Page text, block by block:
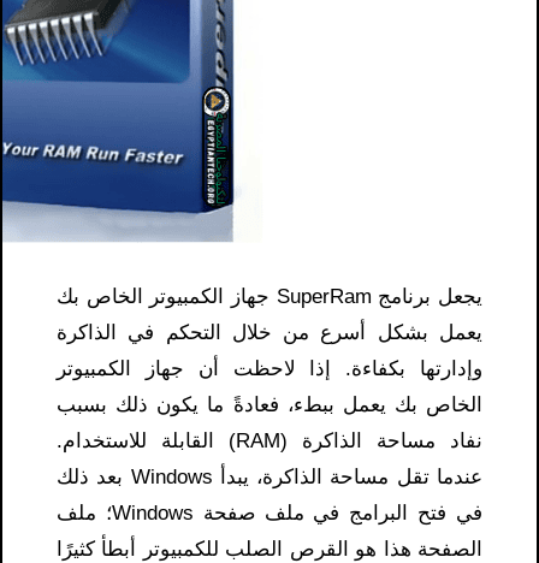
يجعل برنامج SuperRam جهاز الكمبيوتر الخاص بك
يعمل بشكل أسرع من خلال التحكم في الذاكرة
وإدارتها بكفاءة. إذا لاحظت أن جهاز الكمبيوتر
الخاص بك يعمل ببطء، فعادةً ما يكون ذلك بسبب
نفاد مساحة الذاكرة (RAM) القابلة للاستخدام.
عندما تقل مساحة الذاكرة، يبدأ Windows بعد ذلك
في فتح البرامج في ملف صفحة Windows؛ ملف
الصفحة هذا هو القرص الصلب للكمبيوتر أبطأ كثيرًا